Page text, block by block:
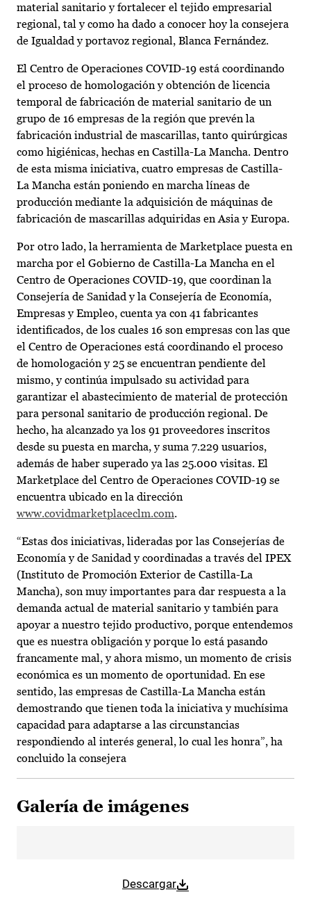
material sanitario y fortalecer el tejido empresarial
regional, tal y como ha dado a conocer hoy la consejera
de Igualdad y portavoz regional, Blanca Fernández.
El Centro de Operaciones COVID-19 está coordinando
el proceso de homologación y obtención de licencia
temporal de fabricación de material sanitario de un
grupo de 16 empresas de la región que prevén la
fabricación industrial de mascarillas, tanto quirúrgicas
como higiénicas, hechas en Castilla-La Mancha. Dentro
de esta misma iniciativa, cuatro empresas de Castilla-
La Mancha están poniendo en marcha líneas de
producción mediante la adquisición de máquinas de
fabricación de mascarillas adquiridas en Asia y Europa.
Por otro lado, la herramienta de Marketplace puesta en
marcha por el Gobierno de Castilla-La Mancha en el
Centro de Operaciones COVID-19, que coordinan la
Consejería de Sanidad y la Consejería de Economía,
Empresas y Empleo, cuenta ya con 41 fabricantes
identificados, de los cuales 16 son empresas con las que
el Centro de Operaciones está coordinando el proceso
de homologación y 25 se encuentran pendiente del
mismo, y continúa impulsado su actividad para
garantizar el abastecimiento de material de protección
para personal sanitario de producción regional. De
hecho, ha alcanzado ya los 91 proveedores inscritos
desde su puesta en marcha, y suma 7.229 usuarios,
además de haber superado ya las 25.000 visitas. El
Marketplace del Centro de Operaciones COVID-19 se
encuentra ubicado en la dirección
www.covidmarketplaceclm.com.
“Estas dos iniciativas, lideradas por las Consejerías de
Economía y de Sanidad y coordinadas a través del IPEX
(Instituto de Promoción Exterior de Castilla-La
Mancha), son muy importantes para dar respuesta a la
demanda actual de material sanitario y también para
apoyar a nuestro tejido productivo, porque entendemos
que es nuestra obligación y porque lo está pasando
francamente mal, y ahora mismo, un momento de crisis
económica es un momento de oportunidad. En ese
sentido, las empresas de Castilla-La Mancha están
demostrando que tienen toda la iniciativa y muchísima
capacidad para adaptarse a las circunstancias
respondiendo al interés general, lo cual les honra”, ha
concluido la consejera
Galería de imágenes
Descargar